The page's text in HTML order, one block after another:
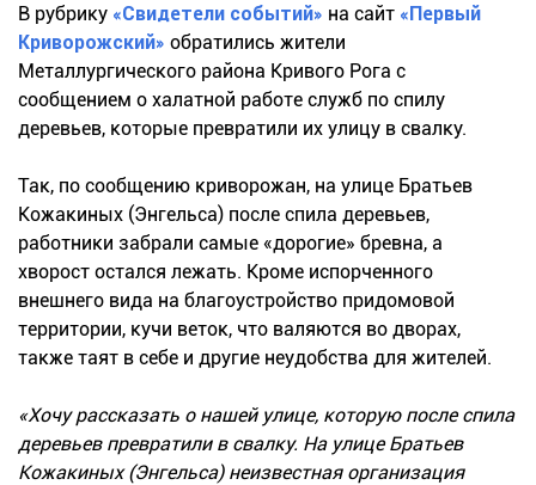
В рубрику «Свидетели событий» на сайт «Первый
Криворожский» обратились жители
Металлургического района Кривого Рога с
сообщением о халатной работе служб по спилу
деревьев, которые превратили их улицу в свалку.
Так, по сообщению криворожан, на улице Братьев
Кожакиных (Энгельса) после спила деревьев,
работники забрали самые «дорогие» бревна, а
хворост остался лежать. Кроме испорченного
внешнего вида на благоустройство придомовой
территории, кучи веток, что валяются во дворах,
также таят в себе и другие неудобства для жителей.
«Хочу рассказать о нашей улице, которую после спила
деревьев превратили в свалку. На улице Братьев
Кожакиных (Энгельса) неизвестная организация